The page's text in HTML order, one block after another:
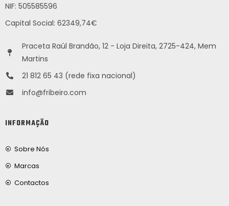
NIF: 505585596
Capital Social: 62349,74€
Praceta Raúl Brandão, 12 - Loja Direita, 2725-424, Mem
Martins
21 812 65 43 (rede fixa nacional)
info@fribeiro.com
INFORMAÇÃO
Sobre Nós
Marcas
Contactos